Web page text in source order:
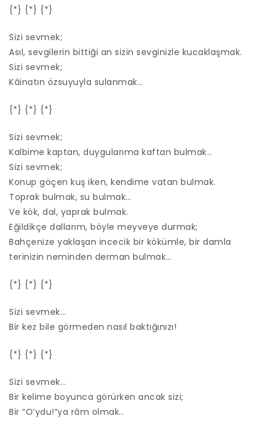
{*} {*} {*}
Sizi sevmek;
Asıl, sevgilerin bittiği an sizin sevginizle kucaklaşmak.
Sizi sevmek;
Kâinatın özsuyuyla sulanmak…
{*} {*} {*}
Sizi sevmek;
Kalbime kaptan, duygularıma kaftan bulmak…
Sizi sevmek;
Konup göçen kuş iken, kendime vatan bulmak.
Toprak bulmak, su bulmak…
Ve kök, dal, yaprak bulmak.
Eğildikçe dallarım, böyle meyveye durmak;
Bahçenize yaklaşan incecik bir kökümle, bir damla
terinizin neminden derman bulmak…
{*} {*} {*}
Sizi sevmek…
Bir kez bile görmeden nasıl baktığınızı!
{*} {*} {*}
Sizi sevmek…
Bir kelime boyunca görürken ancak sizi;
Bir “O’ydu!”ya râm olmak..